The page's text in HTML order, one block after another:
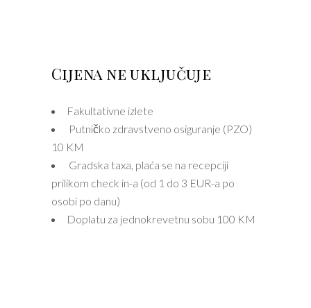
Cijena ne uključuje
Fakultativne izlete
Putničko zdravstveno osiguranje (PZO)
10 KM
Gradska taxa, plaća se na recepciji
prilikom check in-a (od 1 do 3 EUR-a po
osobi po danu)
Doplatu za jednokrevetnu sobu 100 KM